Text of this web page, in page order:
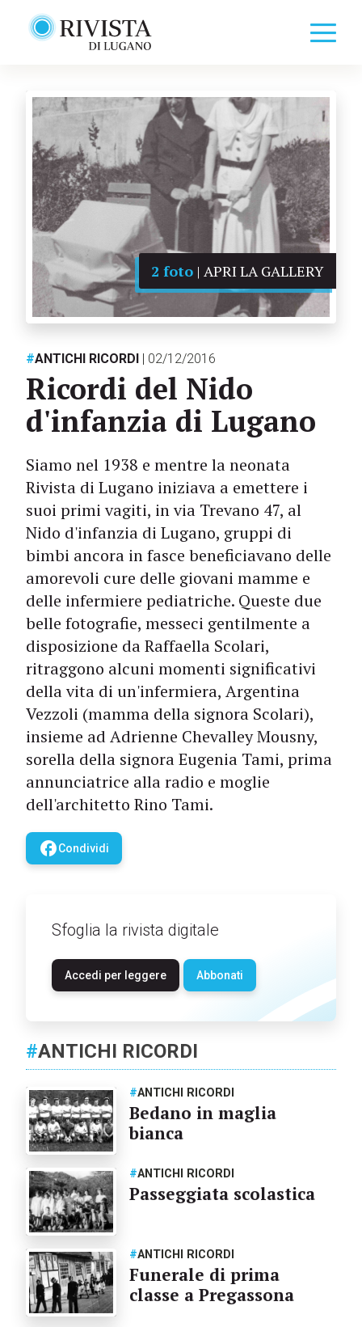
2 foto | APRI LA GALLERY
#ANTICHI RICORDI | 02/12/2016
Ricordi del Nido
d'infanzia di Lugano
Siamo nel 1938 e mentre la neonata
Rivista di Lugano iniziava a emettere i
suoi primi vagiti, in via Trevano 47, al
Nido d'infanzia di Lugano, gruppi di
bimbi ancora in fasce beneficiavano delle
amorevoli cure delle giovani mamme e
delle infermiere pediatriche. Queste due
belle fotografie, messeci gentilmente a
disposizione da Raffaella Scolari,
ritraggono alcuni momenti significativi
della vita di un'infermiera, Argentina
Vezzoli (mamma della signora Scolari),
insieme ad Adrienne Chevalley Mousny,
sorella della signora Eugenia Tami, prima
annunciatrice alla radio e moglie
dell'architetto Rino Tami.
facebookCondividi
Sfoglia la rivista digitale
Accedi per leggere Abbonati
#ANTICHI RICORDI
#ANTICHI RICORDI
Bedano in maglia
bianca
#ANTICHI RICORDI
Passeggiata scolastica
#ANTICHI RICORDI
Funerale di prima
classe a Pregassona